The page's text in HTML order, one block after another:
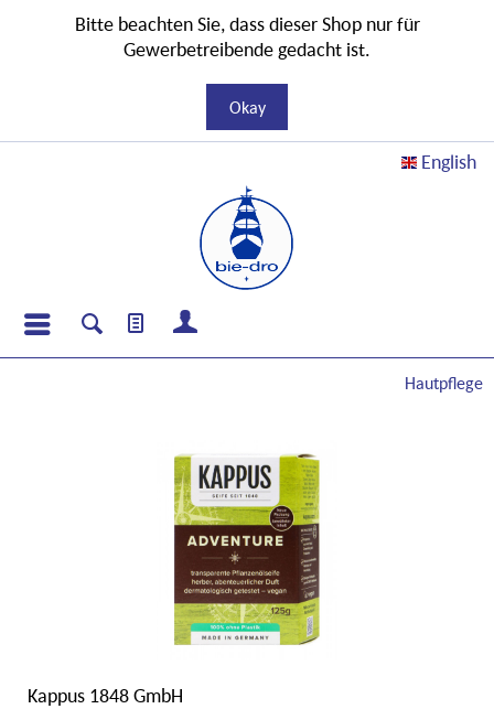
English
Hautpflege
Kappus 1848 GmbH
Bitte beachten Sie, dass dieser Shop nur für
Gewerbetreibende gedacht ist.
Okay